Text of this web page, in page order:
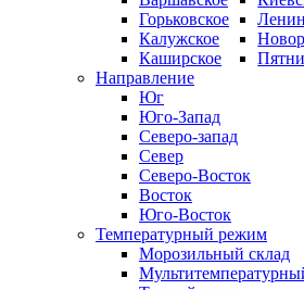
Горьковское
Калужское
Каширское
Направление
Юг
Юго-Запад
Северо-запад
Север
Северо-Восток
Восток
Юго-Восток
Температурный режим
Морозильный склад